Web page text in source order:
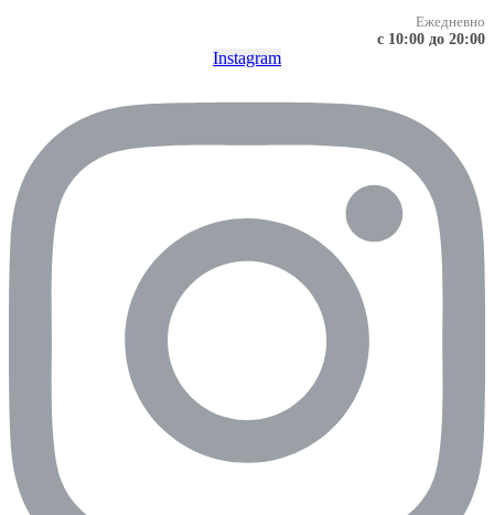
Ежедневно
с 10:00 до 20:00
Instagram